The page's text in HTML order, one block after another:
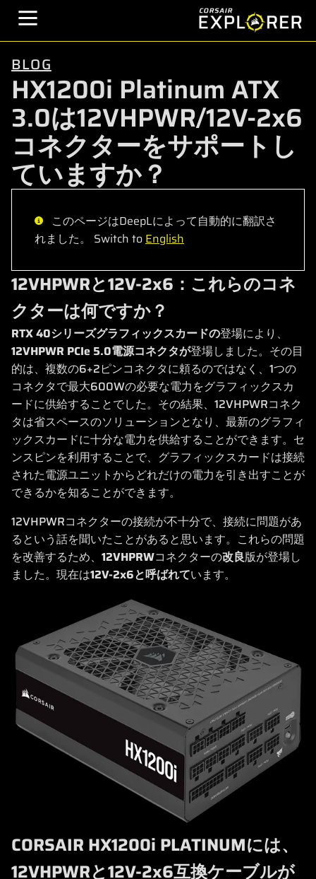
BLOG
HX1200i Platinum ATX
3.0は12VHPWR/12V-2x6
コネクターをサポートし
ていますか？
このページはDeepLによって自動的に翻訳さ
れました。 Switch toEnglish
12VHPWRと12V-2x6：これらのコネ
クターは何ですか？
RTX 40シリーズグラフィックスカードの登場により、
12VHPWR PCIe 5.0電源コネクタが登場しました。その目
的は、複数の6+2ピンコネクタに頼るのではなく、1つの
コネクタで最大600Wの必要な電力をグラフィックスカ
ードに供給することでした。その結果、12VHPWRコネク
タは省スペースのソリューションとなり、最新のグラフィ
ックスカードに十分な電力を供給することができます。セ
ンスピンを利用することで、グラフィックスカードは接続
された電源ユニットからどれだけの電力を引き出すことが
できるかを知ることができます。
12VHPWRコネクターの接続が不十分で、接続に問題があ
るという話を聞いたことがあると思います。これらの問題
を改善するため、 12VHPRWコネクターの改良版が登場し
ました。現在は12V-2x6と呼ばれています。
CORSAIR HX1200i PLATINUMには、
12VHPWRと12V-2x6互換ケーブルが